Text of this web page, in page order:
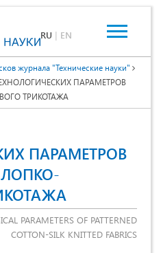
RU | EN
журнала "Технические науки"
ПАРАМЕТРОВ
ТРИКОТАЖА
ПАРАМЕТРОВ
PARAMETERS OF PATTERNED
COTTON-SILK KNITTED FABRICS